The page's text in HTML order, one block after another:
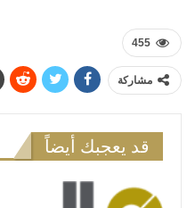
455
مشاركة
قد يعجبك أيضاً